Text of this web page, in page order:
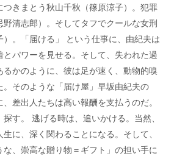
きまとう秋山千秋（篠原涼子）。犯罪
清志郎）。そしてタフでクールな女刑
。「届ける」 という仕事に、由紀夫は
パワーを見せる。そして、失われた過
かのように、彼は足が速く、動物的嗅
そのような「届け屋」早坂由紀夫の
、差出人たちは高い報酬を支払うのだ。
す。 逃げる時は、追いかける。当然、
に、深く関わることになる。そして、
、崇高な贈り物＝ギフト」の担い手に